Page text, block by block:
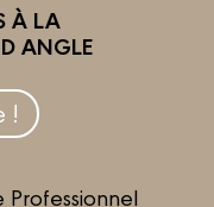
À LA
ANGLE
!